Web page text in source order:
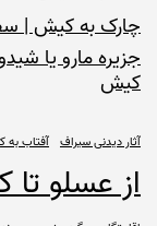
چارک به کیش |
جزیره مارو یا
کیش
آثار دیدنی سیراف آفتاب
از عسلو